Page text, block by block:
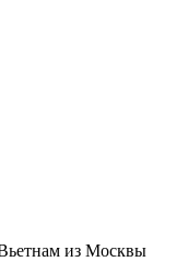
из Москвы